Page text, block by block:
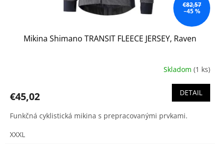
€82,57
–45 %
Mikina Shimano TRANSIT FLEECE JERSEY, Raven
Skladom (1 ks)
€45,02 DETAIL
Funkčná cyklistická mikina s prepracovanými prvkami.
XXXL